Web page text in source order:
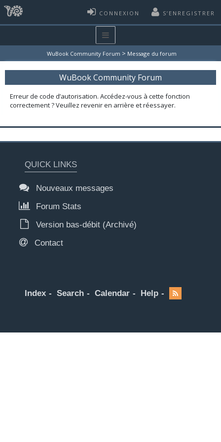
CONNEXION S’ENREGISTRER
WuBook Community Forum > Message du forum
WuBook Community Forum
Erreur de code d’autorisation. Accédez-vous à cette fonction
correctement ? Veuillez revenir en arrière et réessayer.
QUICK LINKS
Nouveaux messages
Forum Stats
Version bas-débit (Archivé)
Contact
Index Search Calendar Help